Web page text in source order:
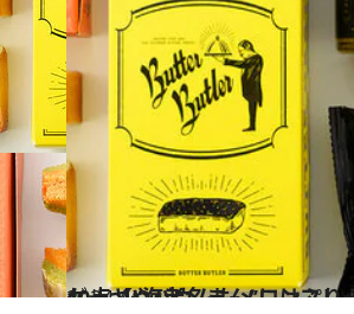
2024.4.27
ケーキやバウムもメロンフレーバーに「EXPASA海老名」のおススメ10
グルメ